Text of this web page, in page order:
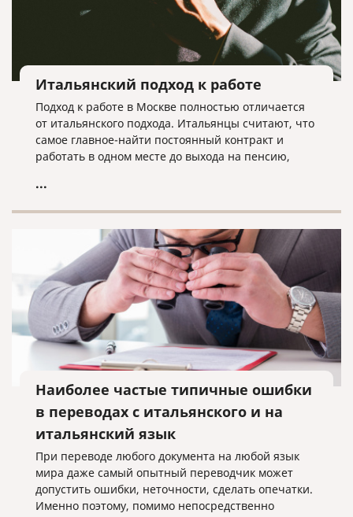
Итальянский подход к работе
Подход к работе в Москве полностью отличается
от итальянского подхода. Итальянцы считают, что
самое главное-найти постоянный контракт и
работать в одном месте до выхода на пенсию,
...
Наиболее частые типичные ошибки
в переводах с итальянского и на
итальянский язык
При переводе любого документа на любой язык
мира даже самый опытный переводчик может
допустить ошибки, неточности, сделать опечатки.
Именно поэтому, помимо непосредственно